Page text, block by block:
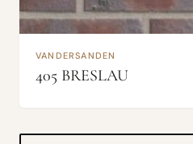
VANDERSANDEN
405 BRESLAU